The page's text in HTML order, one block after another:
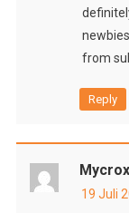
from
Reply
19 Juli